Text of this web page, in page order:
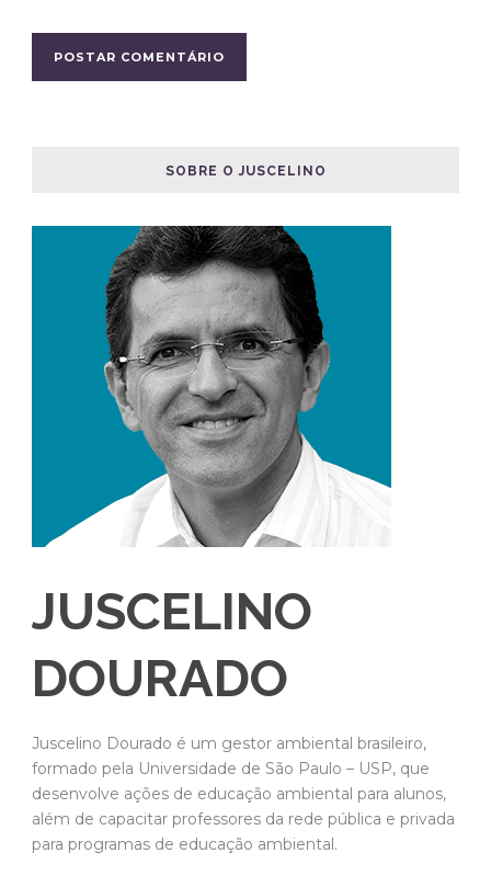
SOBRE O JUSCELINO
JUSCELINO
DOURADO
Juscelino Dourado é um gestor ambiental brasileiro,
formado pela Universidade de São Paulo – USP, que
desenvolve ações de educação ambiental para alunos,
além de capacitar professores da rede pública e privada
para programas de educação ambiental.